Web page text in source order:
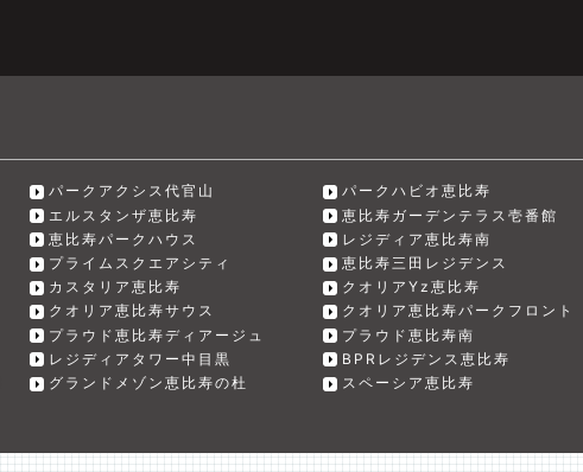
パークアクシス代官山
パークハビオ恵比寿
エルスタンザ恵比寿
恵比寿ガーデンテラス壱番館
恵比寿パークハウス
レジディア恵比寿南
プライムスクエアシティ
恵比寿三田レジデンス
カスタリア恵比寿
クオリアYz恵比寿
クオリア恵比寿サウス
クオリア恵比寿パークフロント
プラウド恵比寿ディアージュ
プラウド恵比寿南
レジディアタワー中目黒
BPRレジデンス恵比寿
グランドメゾン恵比寿の杜 スペーシア恵比寿